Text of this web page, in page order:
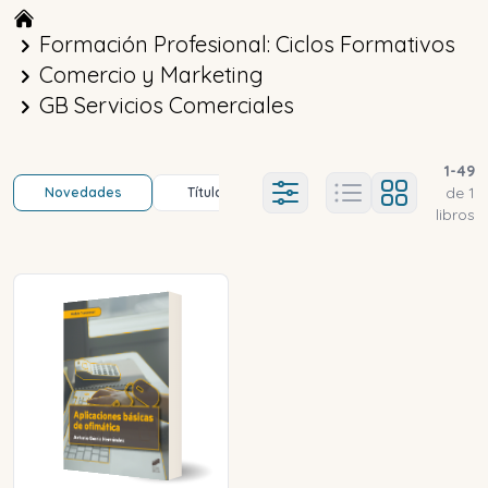
Formación Profesional: Ciclos Formativos
Comercio y Marketing
GB Servicios Comerciales
Novedades Título (a-z) Título (z-a)
Ajustes abierto
1-49
de 1
libros